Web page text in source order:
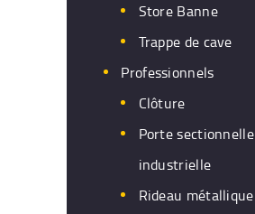
Store Banne
Trappe de cave
Professionnels
Clôture
Porte sectionnelle
industrielle
Rideau métallique